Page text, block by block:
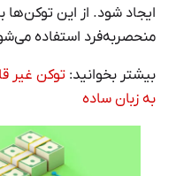
ایجاد شود. از این توکن‌ها
منحصربه‌فرد استفاده
بیشتر بخوانید:
به زبان ساده